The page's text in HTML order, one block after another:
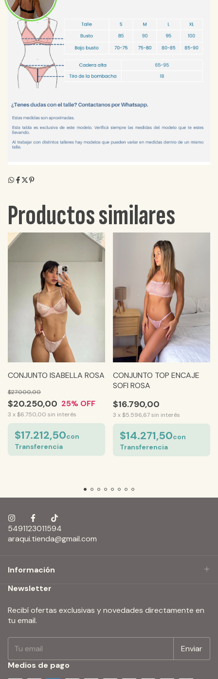
Productos similares
CONJUNTO ISABELLA ROSA
$20.250,00
$27.000,00
25% OFF
3 x$6.750,00 sin interés
$17.212,50con
Transferencia
CONJUNTO TOP ENCAJE
SOFI ROSA
$16.790,00
3 x$5.596,67sin interés
$14.271,50con
Transferencia
5491123011594
araqui.tienda@gmail.com
Información
Newsletter
Recibí ofertas exclusivas y novedades directamente en
tu email.
Medios de pago